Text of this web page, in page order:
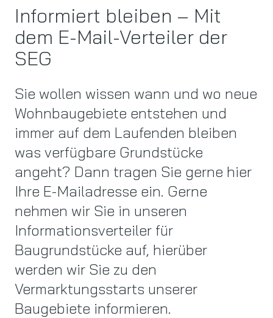
Informiert bleiben – Mit
dem E-Mail-Verteiler der
SEG
Sie wollen wissen wann und wo neue
Wohnbaugebiete entstehen und
immer auf dem Laufenden bleiben
was verfügbare Grundstücke
angeht? Dann tragen Sie gerne hier
Ihre E-Mailadresse ein. Gerne
nehmen wir Sie in unseren
Informationsverteiler für
Baugrundstücke auf, hierüber
werden wir Sie zu den
Vermarktungsstarts unserer
Baugebiete informieren.